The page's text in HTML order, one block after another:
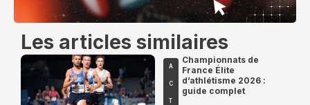
Les articles similaires
A
C
T
Championnats de
France Élite
d’athlétisme 2026 :
guide complet